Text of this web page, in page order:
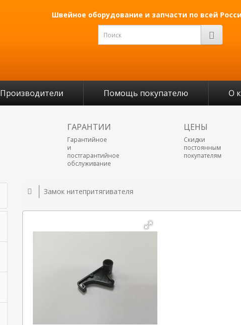
Швейное оборудование и запчасти по всей
Производители Помощь покупателю О
ГАРАНТИИ
Гарантийное
и
постгарантийное
обслуживание
ЦЕНЫ
Скидки
постоянным
покупателям
Замок нитепритягивателя